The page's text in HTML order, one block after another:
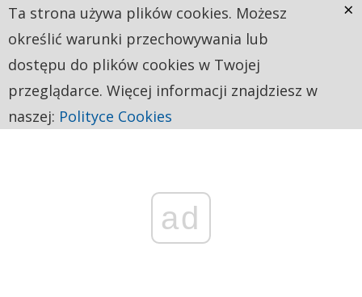
ad
Ta strona używa plików cookies. Możesz
określić warunki przechowywania lub
dostępu do plików cookies w Twojej
przeglądarce. Więcej informacji znajdziesz w
naszej: Polityce Cookies
×